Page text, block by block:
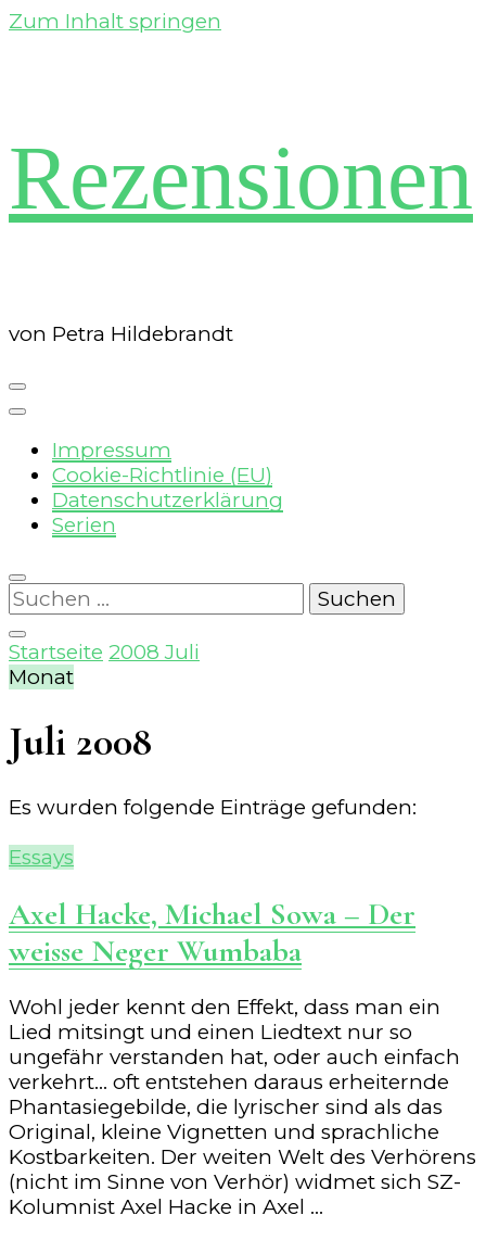
Zum Inhalt springen
Rezensionen
von Petra Hildebrandt
Impressum
Cookie-Richtlinie (EU)
Datenschutzerklärung
Serien
Suchen
nach:
Startseite 2008Juli
Monat
Juli 2008
Es wurden folgende Einträge gefunden:
Essays
Axel Hacke, Michael Sowa – Der
weisse Neger Wumbaba
Wohl jeder kennt den Effekt, dass man ein
Lied mitsingt und einen Liedtext nur so
ungefähr verstanden hat, oder auch einfach
verkehrt… oft entstehen daraus erheiternde
Phantasiegebilde, die lyrischer sind als das
Original, kleine Vignetten und sprachliche
Kostbarkeiten. Der weiten Welt des Verhörens
(nicht im Sinne von Verhör) widmet sich SZ-
Kolumnist Axel Hacke in Axel …